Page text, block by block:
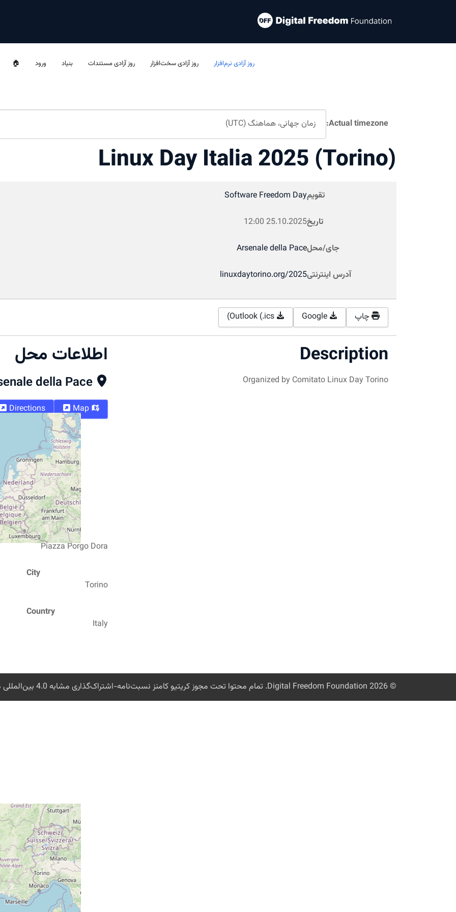
روز آزادی نرم‌افزار روز آزادی سخت‌افزار روز آزادی مستندات بنیاد ورود 🏠
Actual timezone:
Linux Day Italia 2025 (Torino)
تقویمSoftware Freedom Day
تاریخ25.10.2025
12:00
جای/محلArsenale della Pace
آدرس اینترنتیlinuxdaytorino.org/2025
Description
Organized by Comitato Linux Day Torino
اطلاعات محل
della Pace
Directions
Street
Piazza Porgo Dora
City
Torino
Country
Italy
© 2026
Digital Freedom Foundation. تمام محتوا تحت مجوز کریتیو کامنز نسبت‌نامه-اشتراک‌گذاری مشابه 4.0 بین‌المللی در دسترس است مگر خلاف آن ذکر شده باشد